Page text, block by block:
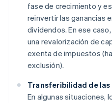
fase de crecimiento y
reinvertir las ganancias
dividendos. En ese
una revalorización de
exenta de impuestos
exclusión).
Transferibilidad de las
En algunas situaciones,